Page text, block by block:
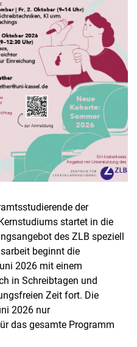
der
startet in die
des ZLB speziell
beginnt die
2026 mit einem
in Schreibtagen und
Zeit fort. Die
2026 nur
das gesamte Programm